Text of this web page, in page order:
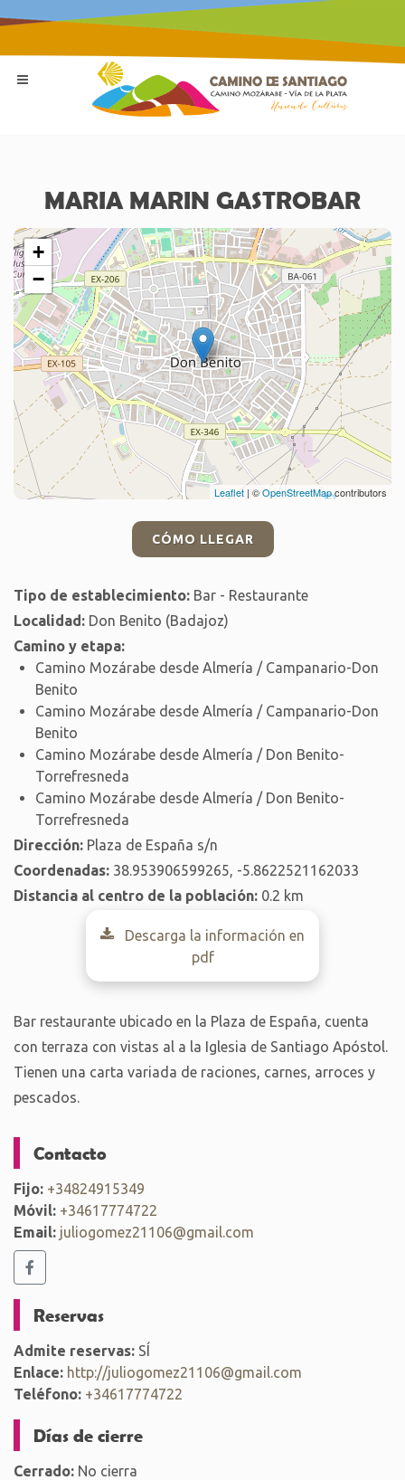
MARIA MARIN GASTROBAR
+
−
Leaflet | ©OpenStreetMapcontributors
CÓMO LLEGAR
Tipo de establecimiento: Bar - Restaurante
Localidad: Don Benito (Badajoz)
Camino y etapa:
Camino Mozárabe desde Almería / Campanario-Don
Benito
Camino Mozárabe desde Almería / Campanario-Don
Benito
Camino Mozárabe desde Almería / Don Benito-
Torrefresneda
Camino Mozárabe desde Almería / Don Benito-
Torrefresneda
Dirección: Plaza de España s/n
Coordenadas: 38.953906599265, -5.8622521162033
Distancia al centro de la población: 0.2 km
Descarga la información en
pdf
Bar restaurante ubicado en la Plaza de España, cuenta
con terraza con vistas al a la Iglesia de Santiago Apóstol.
Tienen una carta variada de raciones, carnes, arroces y
pescados.
Contacto
Fijo: +34824915349
Móvil: +34617774722
Email: juliogomez21106@gmail.com
Reservas
Admite reservas: SÍ
Enlace: http://juliogomez21106@gmail.com
Teléfono: +34617774722
Días de cierre
Cerrado: No cierra